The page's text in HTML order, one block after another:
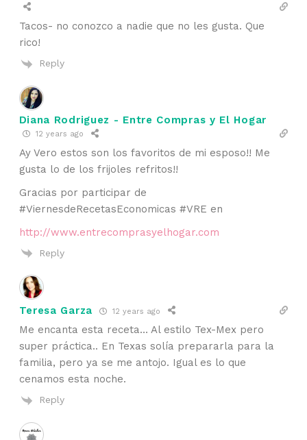
Tacos- no conozco a nadie que no les gusta. Que
rico!
Reply
Diana Rodriguez - Entre Compras y El Hogar
12 years ago
Ay Vero estos son los favoritos de mi esposo!! Me
gusta lo de los frijoles refritos!!
Gracias por participar de
#ViernesdeRecetasEconomicas #VRE en
http://www.entrecomprasyelhogar.com
Reply
Teresa Garza 12 years ago
Me encanta esta receta… Al estilo Tex-Mex pero
super práctica.. En Texas solía prepararla para la
familia, pero ya se me antojo. Igual es lo que
cenamos esta noche.
Reply